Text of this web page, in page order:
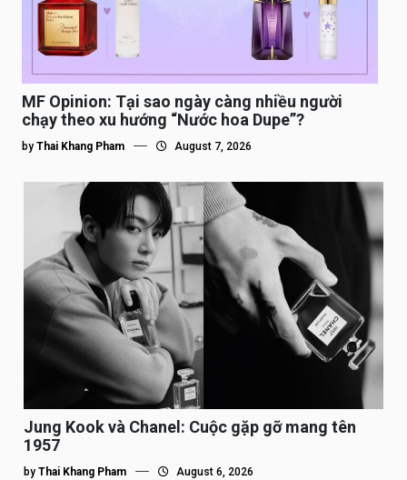
MF Opinion: Tại sao ngày càng nhiều người
chạy theo xu hướng “Nước hoa Dupe”?
by Thai Khang Pham August 7, 2026
Jung Kook và Chanel: Cuộc gặp gỡ mang tên
1957
by Thai Khang Pham August 6, 2026